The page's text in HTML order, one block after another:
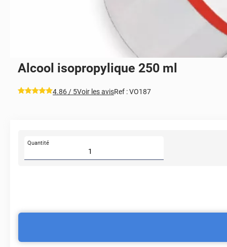
Alcool isopropylique 250 ml
*****
4.86 / 5Voir les avisRef :VO187
Quantité